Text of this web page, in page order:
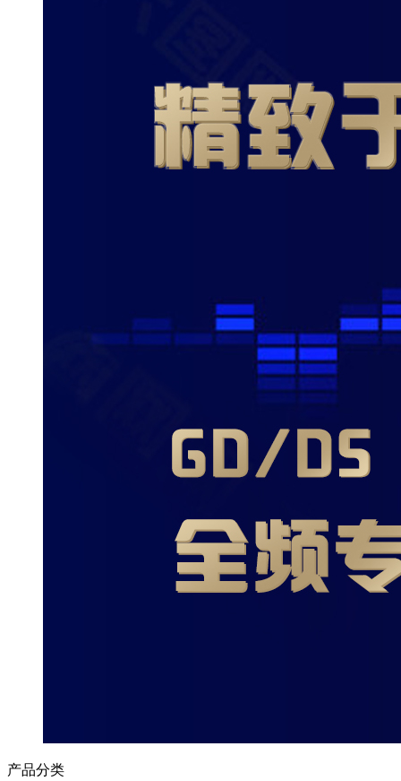
产品分类